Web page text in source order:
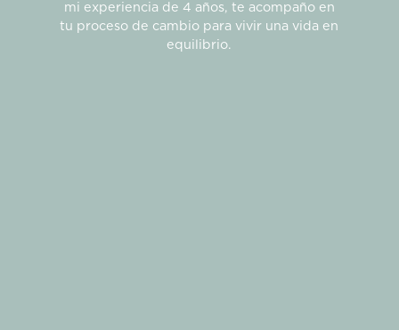
mi experiencia de 4 años, te acompaño en
tu proceso de cambio para vivir una vida en
equilibrio.